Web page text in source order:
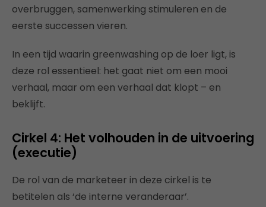
overbruggen, samenwerking stimuleren en de
eerste successen vieren.
In een tijd waarin greenwashing op de loer ligt, is
deze rol essentieel: het gaat niet om een mooi
verhaal, maar om een verhaal dat klopt – en
beklijft.
Cirkel 4: Het volhouden in de uitvoering
(executie)
De rol van de marketeer in deze cirkel is te
betitelen als ‘de interne veranderaar’.